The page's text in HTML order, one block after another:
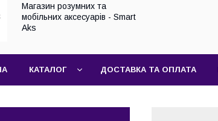
Магазин розумних та
мобільних аксесуарів - Smart
Aks
КАТАЛОГ ДОСТАВКА ТА ОПЛАТА